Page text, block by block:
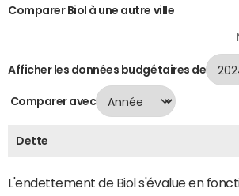
Comparer Biol à une autre ville
Afficher les données budgétaires de
Comparer avec
Dette
L'endettement de Biol s'évalue en